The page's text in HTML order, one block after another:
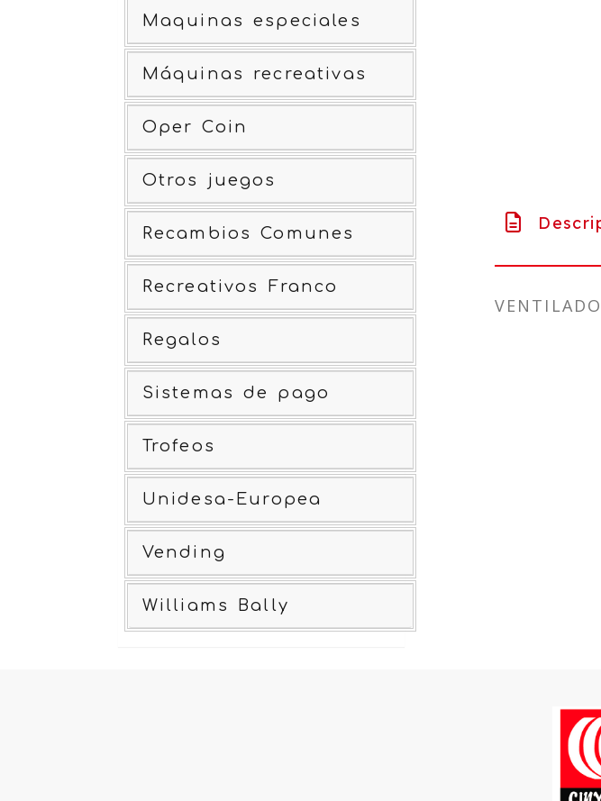
Maquinas especiales
Máquinas recreativas
Oper Coin
Otros juegos
Recambios Comunes
Recreativos Franco
Regalos
Sistemas de pago
Trofeos
Unidesa-Europea
Vending
Williams Bally